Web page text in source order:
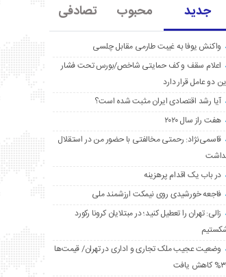
جدید محبوب تصادفی
واکنش یوفا به غیبت طارمی مقابل چلسی
اعلام سقف و کف حمایتی شاخص/بورس تحت فشار
دو عامل قرار دارد
آیا رشد اقتصادی ایران مثبت شده است؟
هفت راز سال ۲۰۲۰
قاسمی‌نژاد: رحمتی مخالفتی با حضور من در استقلال
در باب یک اقدام پرهزینه
فاجعه خورشیدی روی نیمکت ارزشمند ملی
زالی: تهران را تعطیل کنید؛ در مبتلایان کرونا رکورد
وضعیت عجیب ملک تجاری و اداری در تهران/ قیمت‌ها
یافت